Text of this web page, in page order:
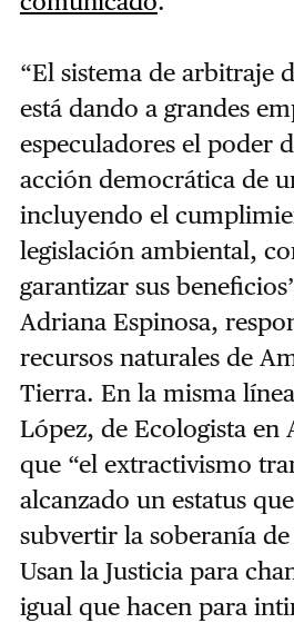
“El sistema de arbitraje
está dando a grandes
especuladores el poder
acción democrática de
incluyendo el
legislación ambiental,
garantizar sus
Adriana Espinosa,
recursos naturales de
Tierra. En la misma
López, de Ecologista en
que “el extractivismo
alcanzado un estatus
subvertir la soberanía
Usan la Justicia para
igual que hacen para